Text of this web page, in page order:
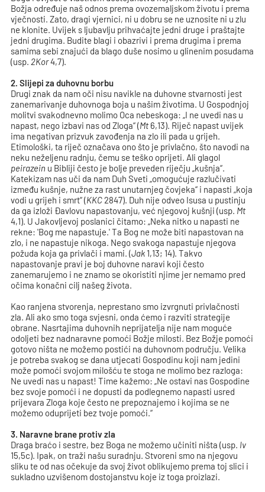
Božja određuje naš odnos prema ovozemaljskom životu i prema
vječnosti. Zato, dragi vjernici, ni u dobru se ne uznosite ni u zlu
ne klonite. Uvijek s ljubavlju prihvaćajte jedni druge i praštajte
jedni drugima. Budite blagi i obazrivi i prema drugima i prema
samima sebi znajući da blago duše nosimo u glinenim posudama
(usp. 2Kor4,7).
2. Slijepi za duhovnu borbu
Drugi znak da nam oči nisu navikle na duhovne stvarnosti jest
zanemarivanje duhovnoga boja u našim životima. U Gospodnjoj
molitvi svakodnevno molimo Oca nebeskoga: „I ne uvedi nas u
napast, nego izbavi nas od Zloga“ (Mt 6,13). Riječ napast uvijek
ima negativan prizvuk zavođenja na zlo ili pada u grijeh.
Etimološki, ta riječ označava ono što je privlačno, što navodi na
neku neželjenu radnju, čemu se teško oprijeti. Ali glagol
peirazein u Bibliji često je bolje preveden riječju „kušnja“.
Katekizam nas uči da nam Duh Sveti „omogućuje razlučivati
između kušnje, nužne za rast unutarnjeg čovjeka“ i napasti „koja
vodi u grijeh i smrt“ (KKC 2847). Duh nije odveo Isusa u pustinju
da ga izloži Đavlovu napastovanju, već njegovoj kušnji (usp. Mt
4,1). U Jakovljevoj poslanici čitamo: „Neka nitko u napasti ne
rekne: 'Bog me napastuje.' Ta Bog ne može biti napastovan na
zlo, i ne napastuje nikoga. Nego svakoga napastuje njegova
požuda koja ga privlači i mami. (Jak 1,13; 14). Takvo
napastovanje pravi je boj duhovne naravi koji često
zanemarujemo i ne znamo se okoristiti njime jer nemamo pred
očima konačni cilj našeg života.
Kao ranjena stvorenja, neprestano smo izvrgnuti privlačnosti
zla. Ali ako smo toga svjesni, onda ćemo i razviti strategije
obrane. Nasrtajima duhovnih neprijatelja nije nam moguće
odoljeti bez nadnaravne pomoći Božje milosti. Bez Božje pomoći
gotovo ništa ne možemo postići na duhovnom području. Velika
je potreba svakog se dana utjecati Gospodinu koji nam jedini
može pomoći svojom milošću te stoga ne molimo bez razloga:
Ne uvedi nas u napast! Time kažemo: „Ne ostavi nas Gospodine
bez svoje pomoći i ne dopusti da podlegnemo napasti usred
prijevara Zloga koje često ne prepoznajemo i kojima se ne
možemo oduprijeti bez tvoje pomoći.“
3. Naravne brane protiv zla
Draga braćo i sestre, bez Boga ne možemo učiniti ništa (usp. Iv
15,5c). Ipak, on traži našu suradnju. Stvoreni smo na njegovu
sliku te od nas očekuje da svoj život oblikujemo prema toj slici i
sukladno uzvišenom dostojanstvu koje iz toga proizlazi.